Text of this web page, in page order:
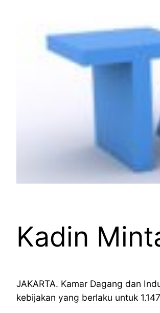
Kadin
JAKARTA. Kamar Dagang dan
kebijakan yang berlaku untuk